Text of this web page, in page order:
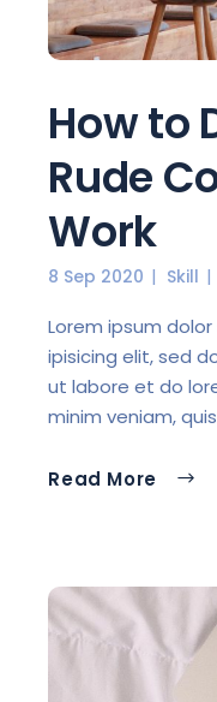
How to
Rude
Work
8 Sep 2020 Skill
Lorem ipsum
ipisicing elit, sed
ut labore et do
minim veniam,
Read More